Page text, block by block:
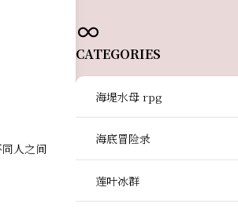
人之间
CATEGORIES
海堤水母 rpg
海底冒险录
莲叶冰群